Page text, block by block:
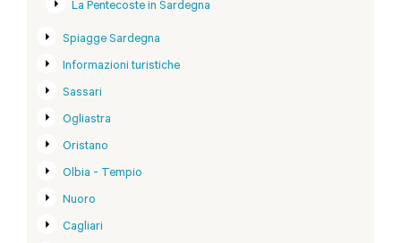
La Pentecoste in Sardegna
Spiagge Sardegna
Informazioni turistiche
Sassari
Ogliastra
Oristano
Olbia - Tempio
Nuoro
Cagliari